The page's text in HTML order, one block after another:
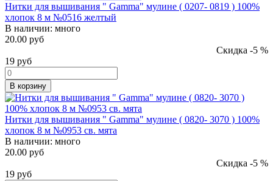
Нитки для вышивания " Gamma" мулине ( 0207- 0819 ) 100%
хлопок 8 м №0516 желтый
В наличии: много
20.00 руб
Скидка -5 %
19 руб
В корзину
Нитки для вышивания " Gamma" мулине ( 0820- 3070 ) 100%
хлопок 8 м №0953 св. мята
В наличии: много
20.00 руб
Скидка -5 %
19 руб